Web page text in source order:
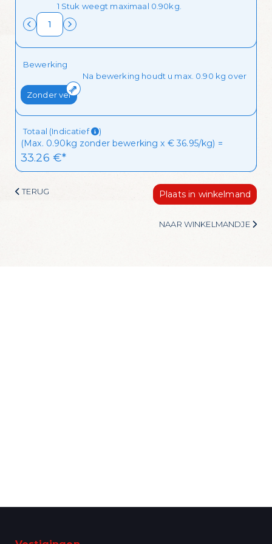
1 Stuk weegt maximaal 0.90kg.
Bewerking
Na bewerking houdt u max. 0.90 kg over
Zonder vel
Totaal (Indicatief )
(Max. 0.90kg zonder bewerking x € 36.95/kg) =
33.26 €*
Plaats in winkelmand
TERUG
NAAR WINKELMANDJE
aanbiedingen van de dag in je mailbox